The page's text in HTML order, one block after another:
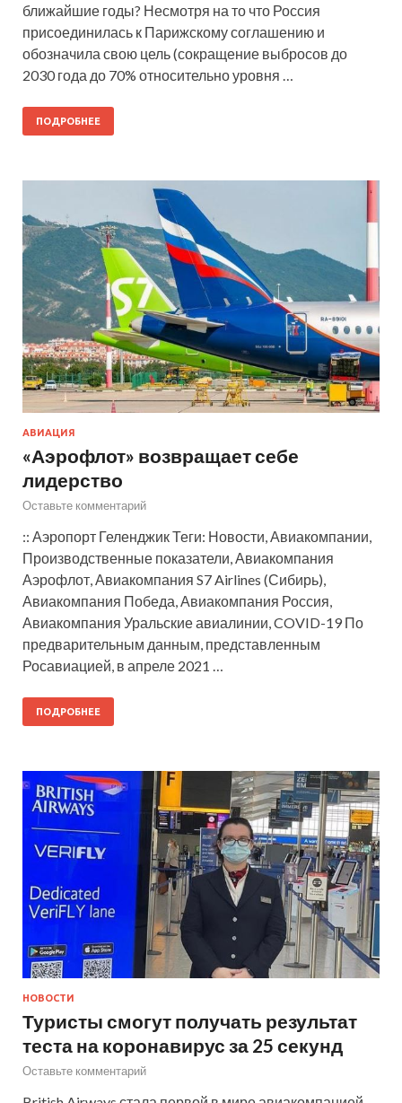
ближайшие годы? Несмотря на то что Россия
присоединилась к Парижскому соглашению и
обозначила свою цель (сокращение выбросов до
2030 года до 70% относительно уровня …
ПОДРОБНЕЕ
АВИАЦИЯ
«Аэрофлот» возвращает себе
лидерство
Оставьте комментарий
:: Аэропорт Геленджик Теги: Новости, Авиакомпании,
Производственные показатели, Авиакомпания
Аэрофлот, Авиакомпания S7 Airlines (Сибирь),
Авиакомпания Победа, Авиакомпания Россия,
Авиакомпания Уральские авиалинии, COVID-19 По
предварительным данным, представленным
Росавиацией, в апреле 2021 …
ПОДРОБНЕЕ
НОВОСТИ
Туристы смогут получать результат
теста на коронавирус за 25 секунд
Оставьте комментарий